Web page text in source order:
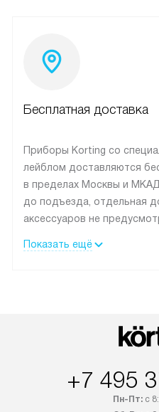
Бесплатная доставка
Приборы Korting со
лейблом доставляются
в пределах Москвы и МКАД
до подъезда, отдельная
аксессуаров не
дополнительно. При заказе
отгружен покупателю в
Петербург и другие
осуществляется через
транспортную компанию.
Показать ещё
+7 495
Пн-Пт:с